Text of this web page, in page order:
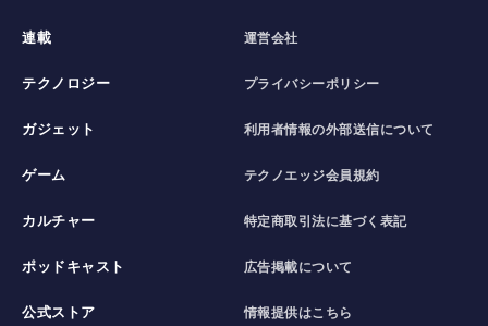
連載
テクノロジー
ガジェット
ゲーム
カルチャー
ポッドキャスト
公式ストア
運営会社
プライバシーポリシー
利用者情報の外部送信について
テクノエッジ会員規約
特定商取引法に基づく表記
広告掲載について
情報提供はこちら